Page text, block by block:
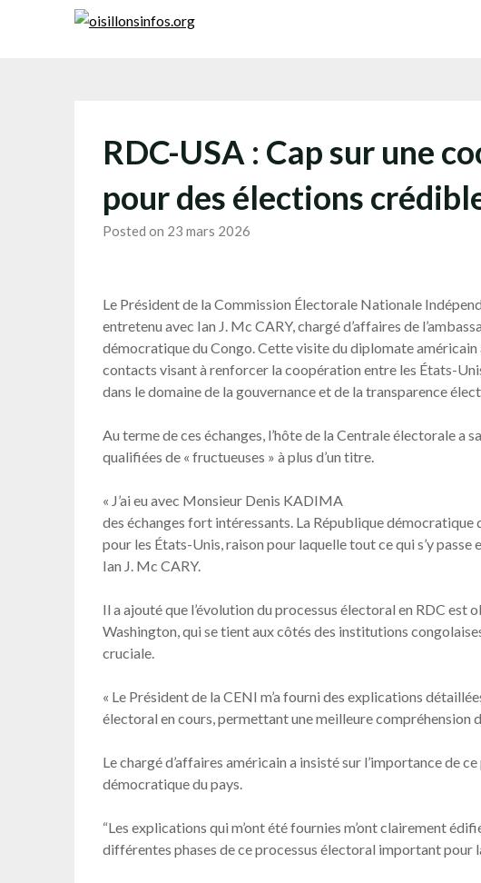
RDC-USA : Cap sur une
pour des élections
Posted on 23 mars 2026
Le Président de la Commission Électorale Nationale
entretenu avec Ian J. Mc CARY, chargé d’affaires de
démocratique du Congo. Cette visite du diplomate américain
contacts visant à renforcer la coopération entre les États-
dans le domaine de la gouvernance et de la transparence
Au terme de ces échanges, l’hôte de la Centrale électorale a
qualifiées de « fructueuses » à plus d’un titre.
« J’ai eu avec Monsieur Denis KADIMA
des échanges fort intéressants. La République
pour les États-Unis, raison pour laquelle tout ce qui s’y passe
Ian J. Mc CARY.
Il a ajouté que l’évolution du processus électoral en RDC
Washington, qui se tient aux côtés des institutions
cruciale.
« Le Président de la CENI m’a fourni des explications
électoral en cours, permettant une meilleure compréhension
Le chargé d’affaires américain a insisté sur l’importance de
démocratique du pays.
“Les explications qui m’ont été fournies m’ont clairement
différentes phases de ce processus électoral important pour